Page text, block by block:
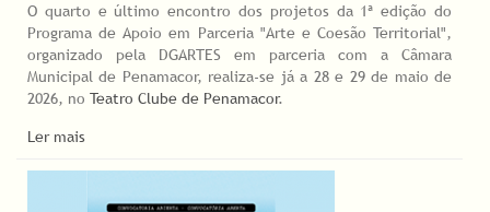
O quarto e último encontro dos projetos da 1ª edição do
Programa de Apoio em Parceria "Arte e Coesão Territorial",
organizado pela DGARTES em parceria com a Câmara
Municipal de Penamacor, realiza-se já a 28 e 29 de maio de
2026, no Teatro Clube de Penamacor.
Ler mais